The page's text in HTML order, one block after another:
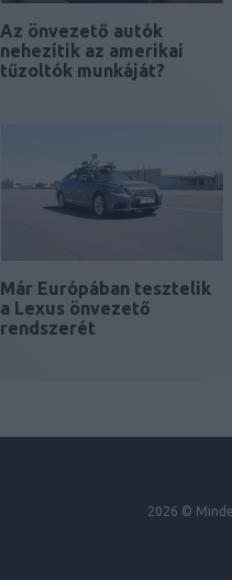
Az önvezető autók
nehezítik az amerikai
tűzoltók munkáját?
Már Európában tesztelik
a Lexus önvezető
rendszerét
2026 ©